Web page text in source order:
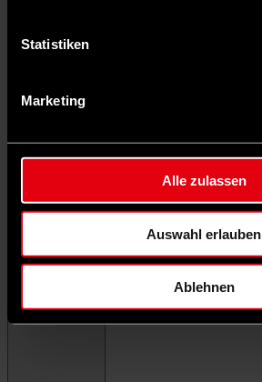
Statistiken
Marketing
Alle zulassen
Auswahl erlauben
Ablehnen